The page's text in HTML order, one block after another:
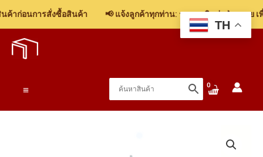
ค้าก่อนการสั่งซื้อสินค้า 📢 แจ้งลูกค้าทุกท่าน: รบกวนติดต่อฝ่ายขาย
TH
GP
(ชนิด
280ml.